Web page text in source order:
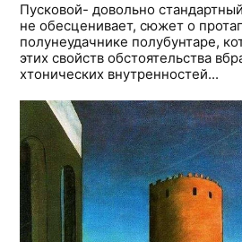
Пусковой- довольно
не обесценивает, сюжет о
полунеудачнике полубунтаре,
этих свойств обстоятельства
хтонических внутренностей...